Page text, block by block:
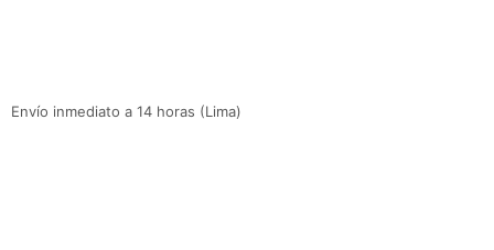
Envío inmediato a 14 horas (Lima)